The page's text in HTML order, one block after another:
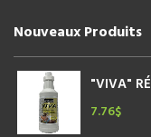
Nouveaux Produits
"VIVA"
7.76$